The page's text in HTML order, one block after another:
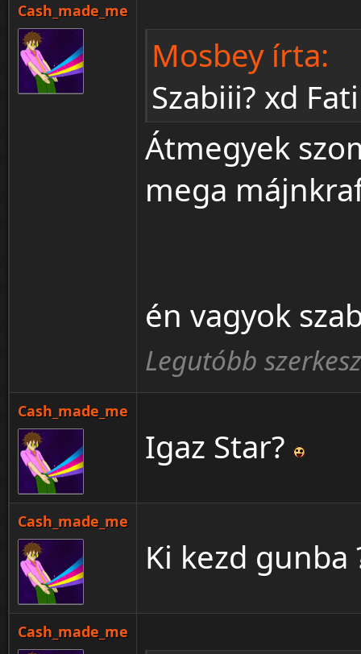
Cash_made_me
Mosbey írta:
Szabiii? xd
Átmegyek
mega
én vagyok
Legutóbb
Cash_made_me
Igaz Star?
Cash_made_me
Ki kezd gunba
Cash_made_me